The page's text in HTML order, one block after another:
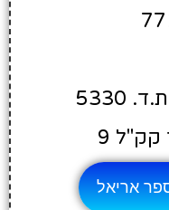
9
אריאל